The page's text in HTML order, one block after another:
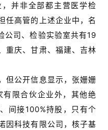
并非全部都主营医学检
任高管的上述企业中，名
公司、检验实验室共有19
重庆、甘肃、福建、吉林
但公开信息显示，张姗姗
限合伙企业外，其他绝
间接100%持股，只有个
因科技有限公司，核子基